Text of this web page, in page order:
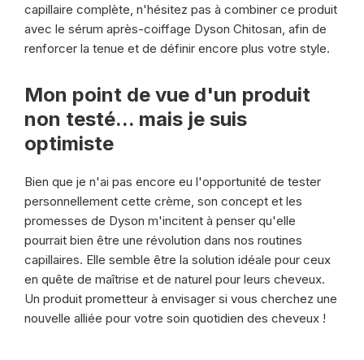
capillaire complète, n'hésitez pas à combiner ce produit
avec le sérum après-coiffage Dyson Chitosan, afin de
renforcer la tenue et de définir encore plus votre style.
Mon point de vue d'un produit
non testé... mais je suis
optimiste
Bien que je n'ai pas encore eu l'opportunité de tester
personnellement cette crème, son concept et les
promesses de Dyson m'incitent à penser qu'elle
pourrait bien être une révolution dans nos routines
capillaires. Elle semble être la solution idéale pour ceux
en quête de maîtrise et de naturel pour leurs cheveux.
Un produit prometteur à envisager si vous cherchez une
nouvelle alliée pour votre soin quotidien des cheveux !